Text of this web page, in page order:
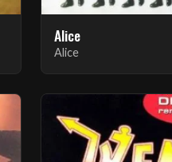
Alice
Alice